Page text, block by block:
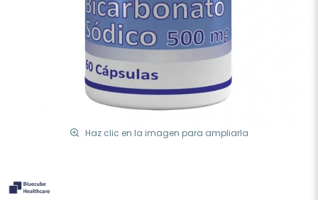
Haz clic en la imagen para ampliarla